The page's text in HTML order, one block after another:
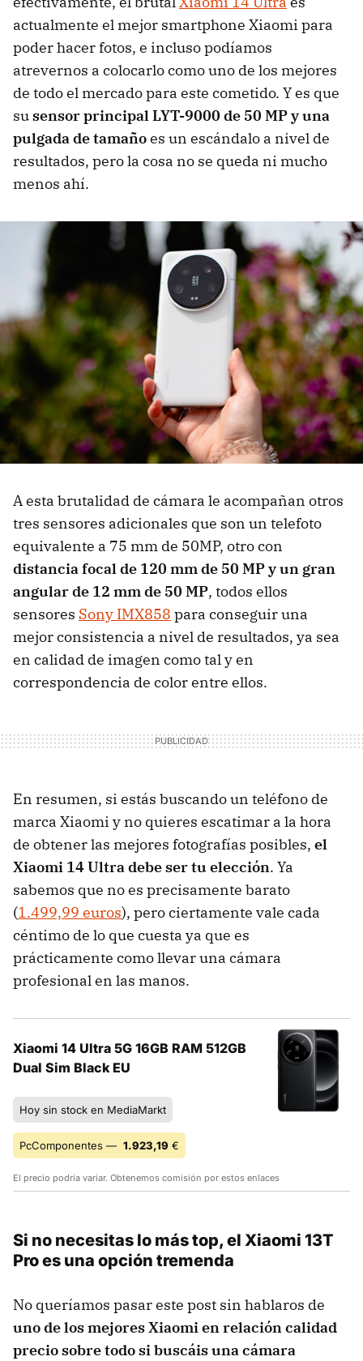
actualmente el mejor smartphone Xiaomi para
poder hacer fotos, e incluso podíamos
atrevernos a colocarlo como uno de los mejores
de todo el mercado para este cometido. Y es que
susensor principal LYT-9000 de 50 MP y una
pulgada de tamañoes un escándalo a nivel de
resultados, pero la cosa no se queda ni mucho
menos ahí.
A esta brutalidad de cámara le acompañan otros
tres sensores adicionales que son un telefoto
equivalente a 75 mm de 50MP, otro con
distancia focal de 120 mm de 50 MP y un gran
angular de 12 mm de 50 MP, todos ellos
sensores Sony IMX858 para conseguir una
mejor consistencia a nivel de resultados, ya sea
en calidad de imagen como tal y en
correspondencia de color entre ellos.
En resumen, si estás buscando un teléfono de
marca Xiaomi y no quieres escatimar a la hora
de obtener las mejores fotografías posibles, el
Xiaomi 14 Ultra debe ser tu elección. Ya
sabemos que no es precisamente barato
(1.499,99 euros), pero ciertamente vale cada
céntimo de lo que cuesta ya que es
prácticamente como llevar una cámara
profesional en las manos.
Xiaomi 14 Ultra 5G 16GB RAM 512GB
Dual Sim Black EU
Hoy sin stock en MediaMarkt
PcComponentes — 1.923,19 €
El precio podría variar. Obtenemos comisión por estos enlaces
Si no necesitas lo más top, el Xiaomi 13T
Pro es una opción tremenda
No queríamos pasar este post sin hablaros de
uno de los mejores Xiaomi en relación calidad
precio sobre todo si buscáis una cámara